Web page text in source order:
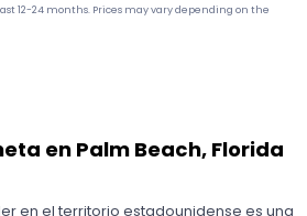
12-24 months. Prices may vary depending on the
en Palm Beach, Florida
en el territorio estadounidense es una